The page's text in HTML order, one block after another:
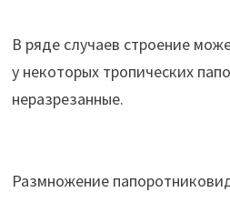
В ряде случаев строение
у некоторых тропических
неразрезанные.
Размножение